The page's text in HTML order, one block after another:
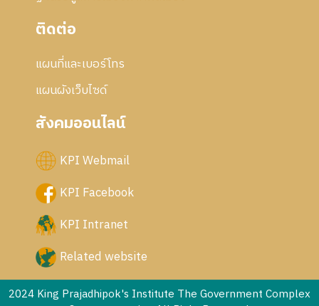
ติดต่อ
แผนที่และเบอร์โทร
แผนผังเว็บไซด์
สังคมออนไลน์
KPI Webmail
KPI Facebook
KPI Intranet
Related website
2024 King Prajadhipok's Institute The Government Complex